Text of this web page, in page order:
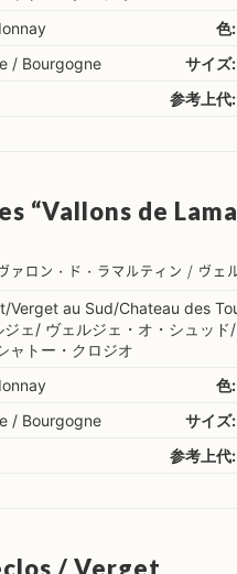
色:
/ Bourgogne サイズ:
参考上代:
“Vallons de
ァロン・ド・ラマルティン / ヴェ
Verget au Sud/Chateau des
ジェ/ ヴェルジェ・オ・シュッ
ャトー・クロジオ
色:
/ Bourgogne サイズ:
参考上代: